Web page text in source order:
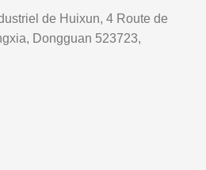
de Huixun, 4 Route de
Dongguan 523723,